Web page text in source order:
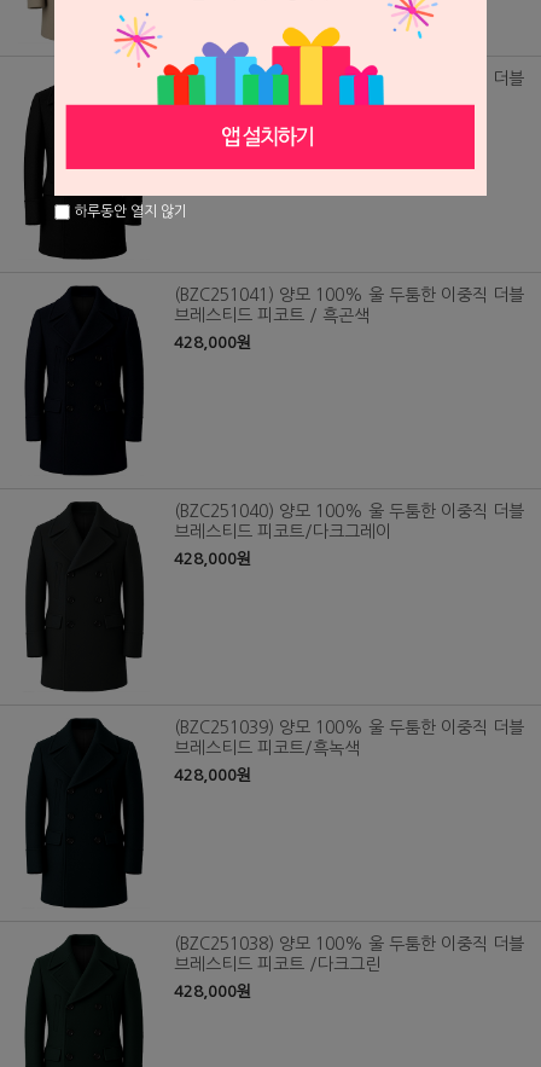
(BZC251042) 양모 100% 울 두툼한 이중직 더블
브레스티드 피코트/블랙
428,000원
(BZC251041) 양모 100% 울 두툼한 이중직 더블
브레스티드 피코트 / 흑곤색
428,000원
(BZC251040) 양모 100% 울 두툼한 이중직 더블
브레스티드 피코트/다크그레이
428,000원
(BZC251039) 양모 100% 울 두툼한 이중직 더블
브레스티드 피코트/흑녹색
428,000원
(BZC251038) 양모 100% 울 두툼한 이중직 더블
브레스티드 피코트 /다크그린
428,000원
하루동안 열지 않기